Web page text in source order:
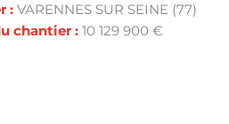
: VARENNES SUR SEINE (77)
chantier : 10 129 900 €